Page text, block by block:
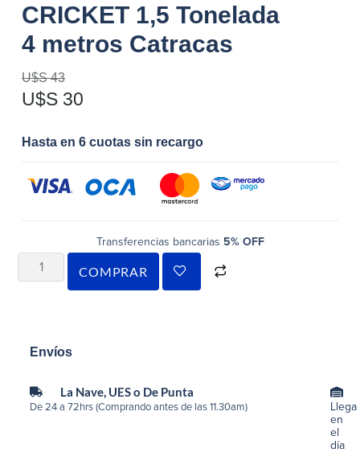
CRICKET 1,5 Tonelada
4 metros Catracas
U$S43
U$S 30
Hasta en 6 cuotas sin recargo
Transferencias bancarias 5% OFF
COMPRAR
Envíos
La Nave, UES o De Punta
De 24 a 72hrs (Comprando antes de las 11.30am)
Llega
en
el
día